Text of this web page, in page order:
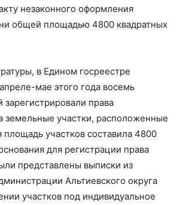
незаконного оформления
общей площадью 4800 квадратных
в Едином госреестре
мае этого года восемь
права
земельные участки, расположенные
участков составила 4800
для регистрации права
представлены выписки из
Альтиевского округа
участков под индивидуальное